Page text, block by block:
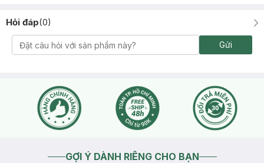
2025-06-25
sáng da nha
Hasaki -2025-06-25
Hasaki ngày càng phát triển hơn nữa về chất lượng dịch vụ.
Cảm ơn bạn đã tin tưởng và mua sắm tại Hasaki!
Hỏi đáp(0)
Gửi
GỢI Ý DÀNH RIÊNG CHO BẠN